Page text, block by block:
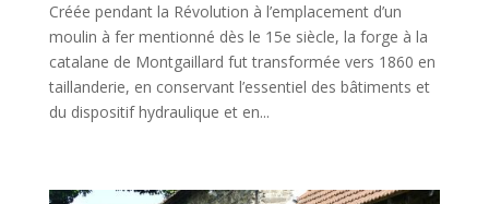
Créée pendant la Révolution à l’emplacement d’un
moulin à fer mentionné dès le 15e siècle, la forge à la
catalane de Montgaillard fut transformée vers 1860 en
taillanderie, en conservant l’essentiel des bâtiments et
du dispositif hydraulique et en...